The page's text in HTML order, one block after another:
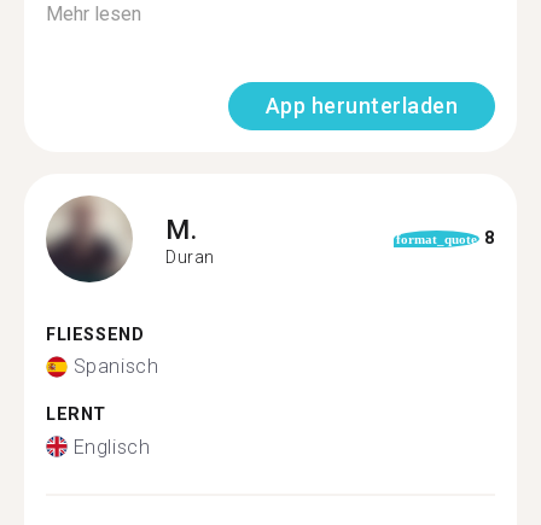
Mehr lesen
App herunterladen
M.
Duran
format_quote 8
FLIESSEND
Spanisch
LERNT
Englisch